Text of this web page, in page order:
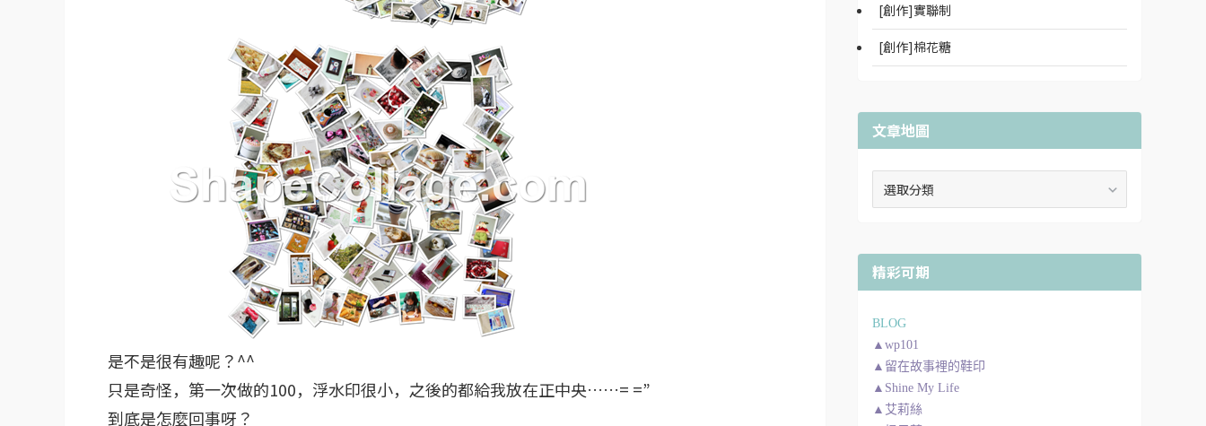
是不是很有趣呢？^^
只是奇怪，第一次做的100，浮水印很小，之後的都給我放在正中央……= =”
到底是怎麼回事呀？
[創作]實聯制
[創作]棉花糖
文章地圖
精彩可期
BLOG
▲wp101
▲留在故事裡的鞋印
▲Shine My Life
▲艾莉絲